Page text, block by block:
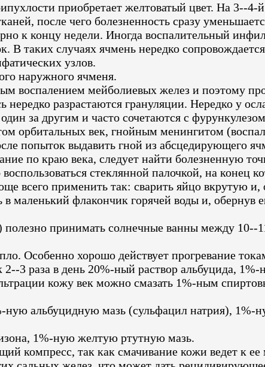
приобретает желтоватый цвет. На 3--4-
после чего болезненность сразу
к концу недели. Иногда воспалительный
В таких случаях ячмень нередко
узлов.
наружного ячменя.
воспалением мейболиевых желез и поэтому
разрастаются грануляции. Нередко у
за другим и часто сочетаются с
орбитальных век, гнойным менингитом
попыток выдавить гной из абсцедирующего
по краю века, следует найти болезненную
стеклянной палочкой, на конец
всего применить так: сварить яйцо вкрутую и,
флакончик горячей воды и, обернув
принимать солнечные ванны между
Особенно хорошо действует прогревание
3 раза в день 20%-ный раствор альбуцида, 1%-
кожу век можно смазать 1%-ным
ную альбуцидную мазь (сульфацил натрия),
1%-ную желтую ртутную мазь.
компресс, так как смачивание кожи ведет к